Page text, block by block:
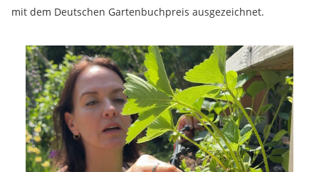
mit dem Deutschen Gartenbuchpreis ausgezeichnet.